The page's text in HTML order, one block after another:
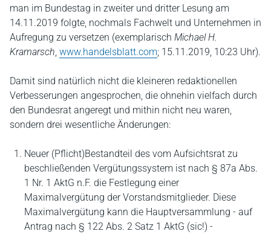
man im Bundestag in zweiter und dritter Lesung am
14.11.2019 folgte, nochmals Fachwelt und Unternehmen in
Aufregung zu versetzen (exemplarisch Michael H.
Kramarsch, www.handelsblatt.com; 15.11.2019, 10:23 Uhr).
Damit sind natürlich nicht die kleineren redaktionellen
Verbesserungen angesprochen, die ohnehin vielfach durch
den Bundesrat angeregt und mithin nicht neu waren,
sondern drei wesentliche Änderungen:
Neuer (Pflicht)Bestandteil des vom Aufsichtsrat zu
beschließenden Vergütungssystem ist nach § 87a Abs.
1 Nr. 1 AktG n.F. die Festlegung einer
Maximalvergütung der Vorstandsmitglieder. Diese
Maximalvergütung kann die Hauptversammlung - auf
Antrag nach § 122 Abs. 2 Satz 1 AktG (sic!) -